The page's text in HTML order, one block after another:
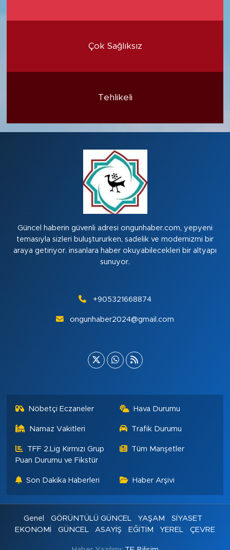
Çok Sağlıksız
Tehlikeli
Güncel haberin güvenli adresi ongunhaber.com, yepyeni
temasıyla sizleri buluştururken, sadelik ve modernizmi bir
araya getiriyor. insanlara haber okuyabilecekleri bir altyapı
sunuyor.
+905321668874
ongunhaber2024@gmail.com
Nöbetçi Eczaneler Hava Durumu
Namaz Vakitleri Trafik Durumu
TFF 2.Lig Kırmızı Grup
Puan Durumu ve Fikstür
Tüm Manşetler
Son Dakika Haberleri Haber Arşivi
Genel GÖRÜNTÜLÜ GÜNCEL YAŞAM
SİYASET
EKONOMİ
GÜNCEL ASAYİŞ EĞİTİM YEREL ÇEVRE